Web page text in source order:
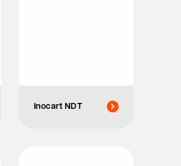
Inocart NDT